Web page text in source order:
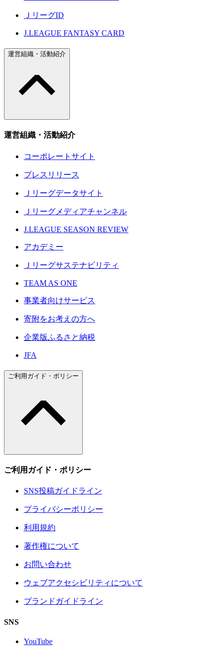
ＪリーグID
J.LEAGUE FANTASY CARD
運営組織・活動紹介
運営組織・活動紹介
コーポレートサイト
プレスリリース
Ｊリーグデータサイト
Ｊリーグメディアチャンネル
J.LEAGUE SEASON REVIEW
アカデミー
Ｊリーグサステナビリティ
TEAM AS ONE
事業者向けサービス
寄附をお考えの方へ
企業版ふるさと納税
JFA
ご利用ガイド・ポリシー
ご利用ガイド・ポリシー
SNS投稿ガイドライン
プライバシーポリシー
利用規約
著作権について
お問い合わせ
ウェブアクセシビリティについて
ブランドガイドライン
SNS
YouTube